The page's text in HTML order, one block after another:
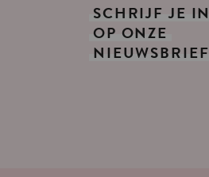
SCHRIJF JE IN
OP ONZE
NIEUWSBRIEF